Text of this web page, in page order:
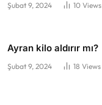
Şubat 9, 2024 10 Views
Ayran kilo aldırır mı?
Şubat 9, 2024 18 Views